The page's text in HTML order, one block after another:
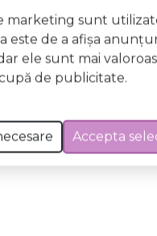
Excepții pentru care
informa în prealabil. În cazul
aviato i-size 40-150 cm pink
marketing sunt
este de a afişa
ele sunt mai
de publicitate.
Accepta